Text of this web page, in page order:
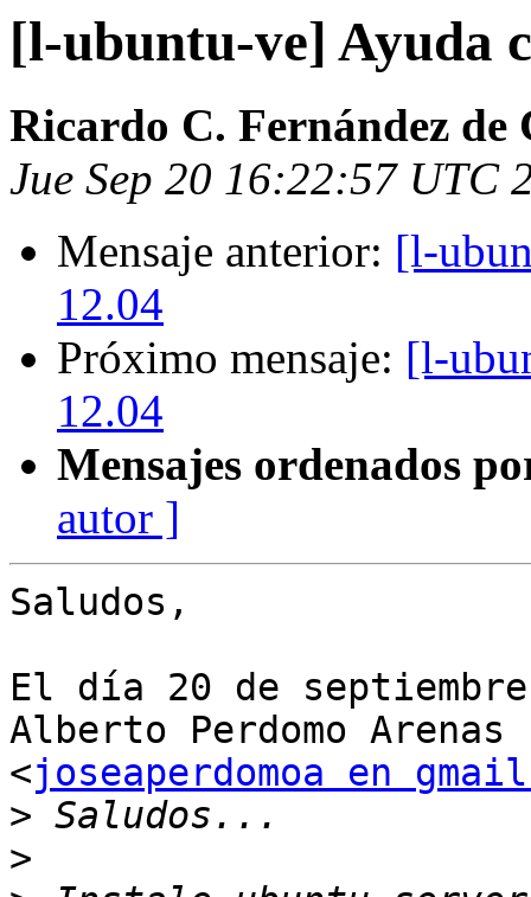
[l-ubuntu-ve] Ayuda
Ricardo C. Fernández de
Jue Sep 20 16:22:57 UTC
Mensaje anterior: [l-
12.04
Próximo mensaje: [l-
12.04
Mensajes ordenados
autor ]
Saludos,
El día 20 de
Alberto Perdomo Arenas
<joseaperdomoa en
>
>